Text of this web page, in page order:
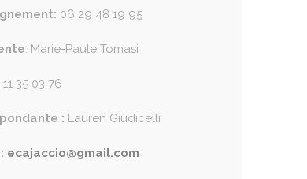
06 29 48 19 95
: Marie-Paule Tomasi
35 03 76
: Lauren Giudicelli
ecajaccio@gmail.com